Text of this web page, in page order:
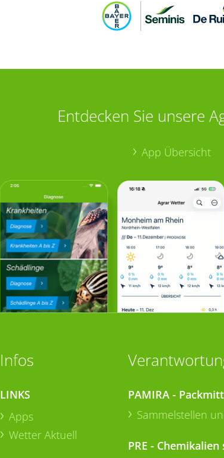
Entdecken Sie unsere
App Übersicht
Infos
LINKS
Apps
Wetter Aktuell
PAMIRA -
Sammelstellen
PRE -